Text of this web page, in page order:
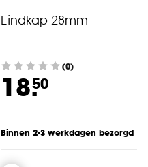
Eindkap 28mm
(0)
18.50
Binnen 2-3 werkdagen bezorgd